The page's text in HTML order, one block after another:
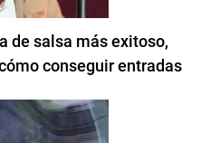
de salsa más exitoso,
conseguir entradas